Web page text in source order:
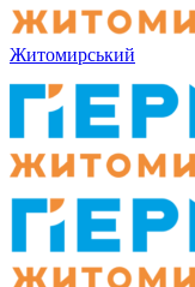
Житомирський